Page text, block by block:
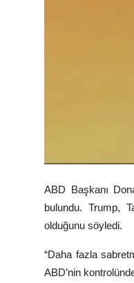
ABD Başkanı
bulundu. Trump,
olduğunu söyledi.
“Daha fazla
ABD’nin